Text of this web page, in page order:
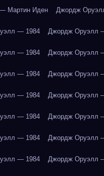
Мартин Иден Джордж
— 1984 Джордж Оруэлл
— 1984 Джордж Оруэлл
— 1984 Джордж Оруэлл
— 1984 Джордж Оруэлл
— 1984 Джордж Оруэлл
— 1984 Джордж Оруэлл
— 1984 Джордж Оруэлл